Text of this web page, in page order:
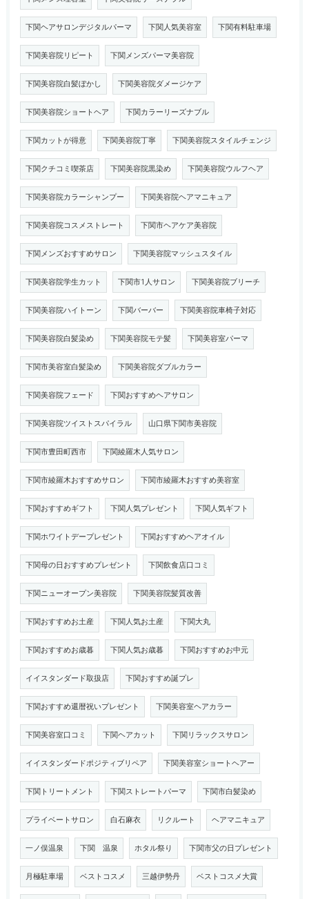
下関ヘアサロンデジタルパーマ 下関人気美容室 下関有料駐車場
下関美容院リピート 下関メンズパーマ美容院
下関美容院白髪ぼかし 下関美容院ダメージケア
下関美容院ショートヘア 下関カラーリーズナブル
下関カットが得意 下関美容院丁寧 下関美容院スタイルチェンジ
下関クチコミ喫茶店 下関美容院黒染め 下関美容院ウルフヘア
下関美容院カラーシャンプー 下関美容院ヘアマニキュア
下関美容院コスメストレート 下関市ヘアケア美容院
下関メンズおすすめサロン 下関美容院マッシュスタイル
下関美容院学生カット 下関市1人サロン 下関美容院ブリーチ
下関美容院ハイトーン 下関バーバー 下関美容院車椅子対応
下関美容院白髪染め 下関美容院モテ髪 下関美容室パーマ
下関市美容室白髪染め 下関美容院ダブルカラー
下関美容院フェード 下関おすすめヘアサロン
下関美容院ツイストスパイラル 山口県下関市美容院
下関市豊田町西市 下関綾羅木人気サロン
下関市綾羅木おすすめサロン 下関市綾羅木おすすめ美容室
下関おすすめギフト 下関人気プレゼント 下関人気ギフト
下関ホワイトデープレゼント 下関おすすめヘアオイル
下関母の日おすすめプレゼント 下関飲食店口コミ
下関ニューオープン美容院 下関美容院髪質改善
下関おすすめお土産 下関人気お土産 下関大丸
下関おすすめお歳暮 下関人気お歳暮 下関おすすめお中元
イイスタンダード取扱店 下関おすすめ誕プレ
下関おすすめ還暦祝いプレゼント 下関美容室ヘアカラー
下関美容室口コミ 下関ヘアカット 下関リラックスサロン
イイスタンダードポジティブリペア 下関美容室ショートヘアー
下関トリートメント 下関ストレートパーマ 下関市白髪染め
プライベートサロン 白石麻衣 リクルート ヘアマニキュア
一ノ俣温泉 下関 温泉 ホタル祭り 下関市父の日プレゼント
月極駐車場 ベストコスメ 三越伊勢丹 ベストコスメ大賞